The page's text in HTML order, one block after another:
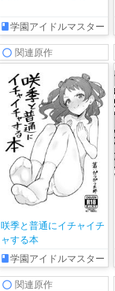
学園アイドルマスター
関連原作
咲季と普通にイチャイチ
ャする本
学園アイドルマスター
関連原作